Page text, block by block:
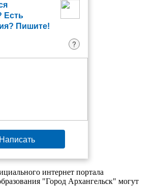
Есть
Пишите!
?
Написать
интернет портала
"Город Архангельск" могут